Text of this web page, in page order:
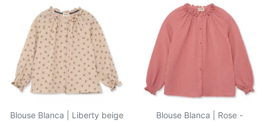
Blouse Blanca | Liberty beige
Blouse Blanca | Rose -